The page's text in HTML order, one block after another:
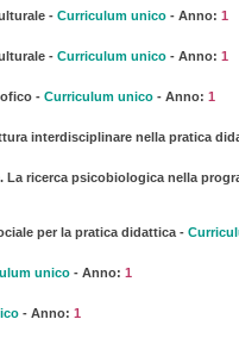
- Curriculum unico - Anno: 1
- Curriculum unico - Anno: 1
- Curriculum unico - Anno: 1
interdisciplinare nella pratica
ricerca psicobiologica nella
per la pratica didattica -
unico - Anno: 1
- Anno: 1